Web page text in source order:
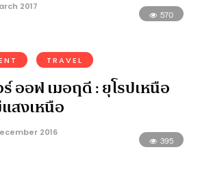
2017
570
TRAVEL
ออฟ เมอฤดี : ยุโรปเหนือ
สงเหนือ
2016
395